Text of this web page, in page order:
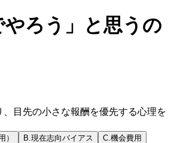
ろう」と思うの
目先の小さな報酬を優先する心理を
） B 現在志向バイアス C 機会費用